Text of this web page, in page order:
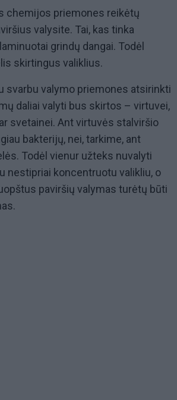
chemijos priemones reikėtų
valysite. Tai, kas tinka
grindų dangai. Todėl
skirtingus valiklius.
svarbu valymo priemones atsirinkti
daliai valyti bus skirtos – virtuvei,
svetainei. Ant virtuvės stalviršio
bakterijų, nei, tarkime, ant
Todėl vienur užteks nuvalyti
nestipriai koncentruotu valikliu, o
paviršių valymas turėtų būti